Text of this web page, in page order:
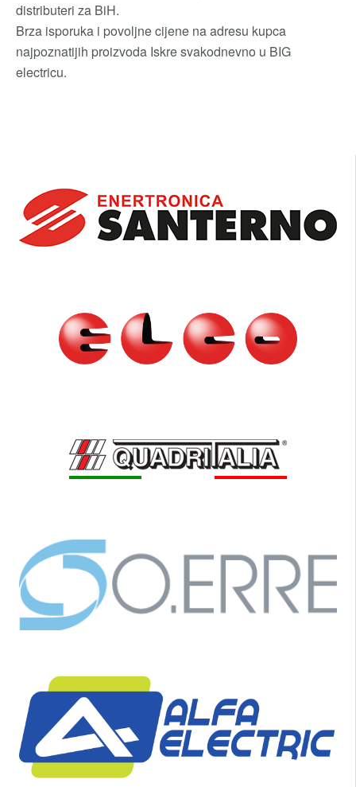
distributeri za BiH.
Brza isporuka i povoljne cijene na adresu kupca
najpoznatijih proizvoda Iskre svakodnevno u BIG
electricu.